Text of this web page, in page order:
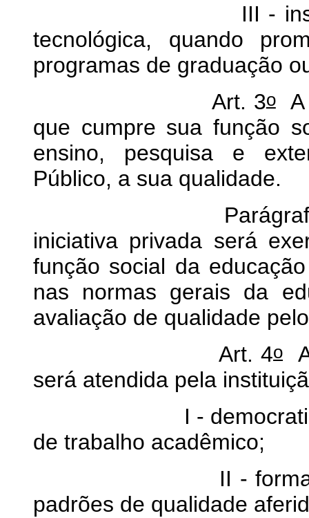
III - instituições
tecnológica, quando
programas de graduação
Art. 3oA
que cumpre sua função
ensino, pesquisa e
Público, a sua qualidade.
Parágrafo único.
iniciativa privada será
função social da
nas normas gerais da
avaliação de qualidade
Art. 4o
será atendida pela
I - democratização
de trabalho acadêmico;
II - formação
padrões de qualidade